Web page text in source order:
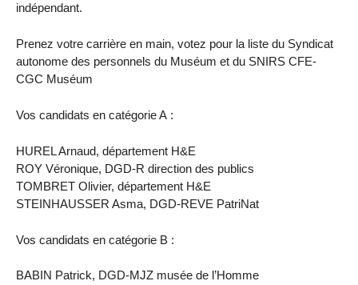
indépendant.
Prenez votre carrière en main, votez pour la liste du Syndicat
autonome des personnels du Muséum et du SNIRS CFE-
CGC Muséum
Vos candidats en catégorie A :
HUREL Arnaud, département H&E
ROY Véronique, DGD-R direction des publics
TOMBRET Olivier, département H&E
STEINHAUSSER Asma, DGD-REVE PatriNat
Vos candidats en catégorie B :
BABIN Patrick, DGD-MJZ musée de l’Homme